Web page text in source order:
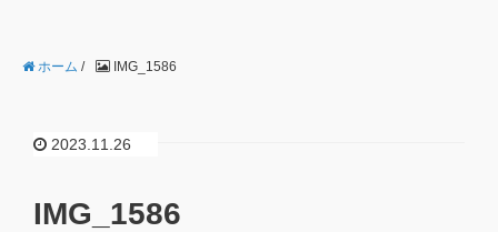
ホーム / IMG_1586
2023.11.26
IMG_1586